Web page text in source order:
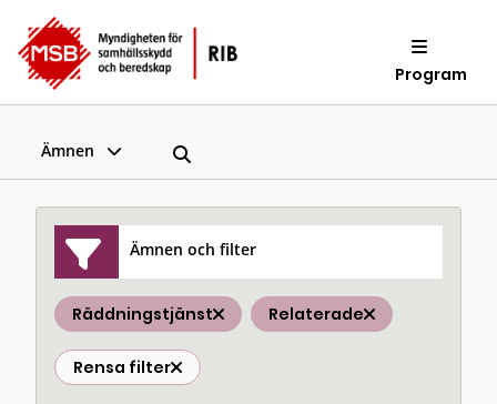
Program
Ämnen
Ämnen och filter
Räddningstjänst Relaterade
Rensa filter